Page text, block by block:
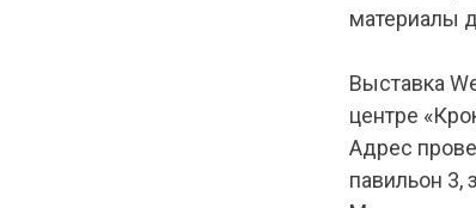
материалы
Выставка
центре
Адрес
павильон 3,